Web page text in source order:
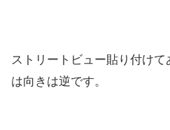
ストリートビュー貼り付け
は向きは逆です。